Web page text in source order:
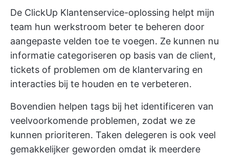
De ClickUp Klantenservice-oplossing helpt mijn
team hun werkstroom beter te beheren door
aangepaste velden toe te voegen. Ze kunnen nu
informatie categoriseren op basis van de client,
tickets of problemen om de klantervaring en
interacties bij te houden en te verbeteren.
Bovendien helpen tags bij het identificeren van
veelvoorkomende problemen, zodat we ze
kunnen prioriteren. Taken delegeren is ook veel
gemakkelijker geworden omdat ik meerdere